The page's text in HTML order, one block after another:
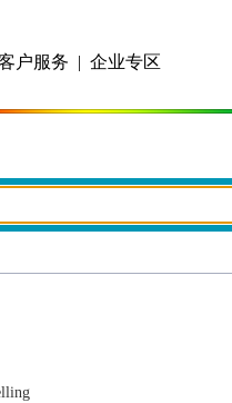
户服务 | 企业专区